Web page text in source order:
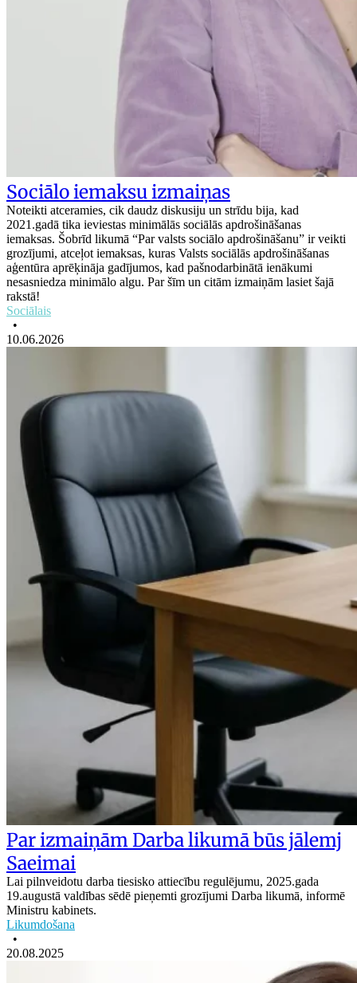
Sociālo iemaksu izmaiņas
Noteikti atceramies, cik daudz diskusiju un strīdu bija, kad
2021.gadā tika ieviestas minimālās sociālās apdrošināšanas
iemaksas. Šobrīd likumā “Par valsts sociālo apdrošināšanu” ir veikti
grozījumi, atceļot iemaksas, kuras Valsts sociālās apdrošināšanas
aģentūra aprēķināja gadījumos, kad pašnodarbinātā ienākumi
nesasniedza minimālo algu. Par šīm un citām izmaiņām lasiet šajā
rakstā!
Sociālais
•
10.06.2026
Par izmaiņām Darba likumā būs jālemj
Saeimai
Lai pilnveidotu darba tiesisko attiecību regulējumu, 2025.gada
19.augustā valdības sēdē pieņemti grozījumi Darba likumā, informē
Ministru kabinets.
Likumdošana
•
20.08.2025